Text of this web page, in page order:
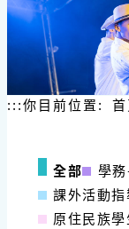
:::你目前位置:
全部 學
課外活動指
原住民族